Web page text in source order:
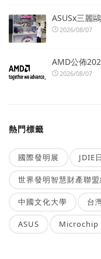
ASUSx三麗
2026/08/07
AMD公佈
2026/08/07
熱門標籤
國際發明展 JDIE
世界發明智慧財產聯盟
中國文化大學 台
ASUS Microchip